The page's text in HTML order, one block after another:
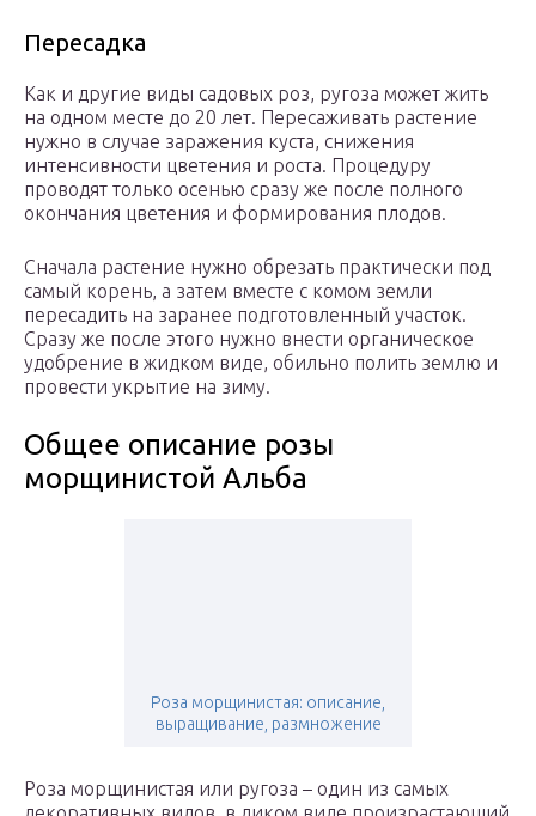
Пересадка
Как и другие виды садовых роз, ругоза может жить
на одном месте до 20 лет. Пересаживать растение
нужно в случае заражения куста, снижения
интенсивности цветения и роста. Процедуру
проводят только осенью сразу же после полного
окончания цветения и формирования плодов.
Сначала растение нужно обрезать практически под
самый корень, а затем вместе с комом земли
пересадить на заранее подготовленный участок.
Сразу же после этого нужно внести органическое
удобрение в жидком виде, обильно полить землю и
провести укрытие на зиму.
Общее описание розы
морщинистой Альба
Роза морщинистая: описание,
выращивание, размножение
Роза морщинистая или ругоза – один из самых